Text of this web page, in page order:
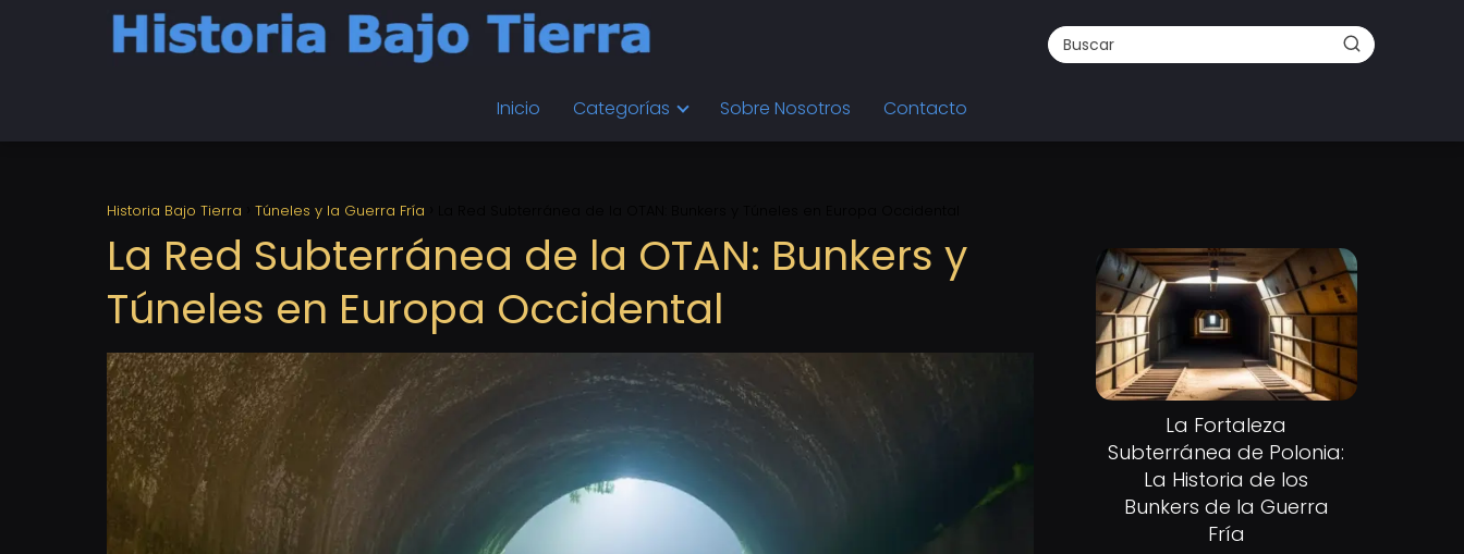
Inicio Categorías Sobre Nosotros Contacto
Historia Bajo Tierra Túneles y la Guerra Fría
La Red Subterránea de la OTAN: Bunkers y
Túneles en Europa Occidental
La Fortaleza
Subterránea de Polonia:
La Historia de los
Bunkers de la Guerra
Fría